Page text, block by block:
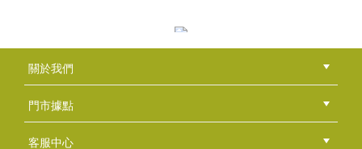
關於我們
公司簡介
品牌故事
最新消息
隱私權聲明
版權聲明
門市據點
總部
北區
中區
南區
東區
海外
客服中心